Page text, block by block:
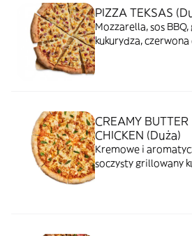
PIZZA TEKSAS
Mozzarella, sos
kukurydza, czerwona
CREAMY BUTTER
CHICKEN (Duża)
Kremowe i
soczysty grillowany
dopełnia ciągnąca